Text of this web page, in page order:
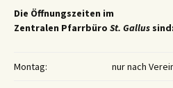
Die Öffnungszeiten im
Zentralen Pfarrbüro St. Gallus sind:
Montag: nur nach